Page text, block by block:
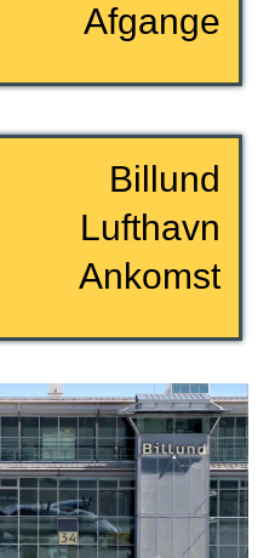
Afgange
Billund
Lufthavn
Ankomst